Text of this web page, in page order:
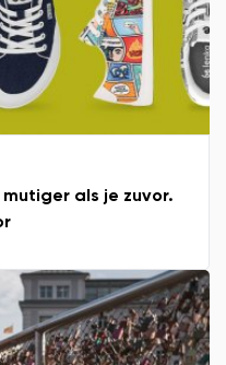
mutiger als je zuvor.